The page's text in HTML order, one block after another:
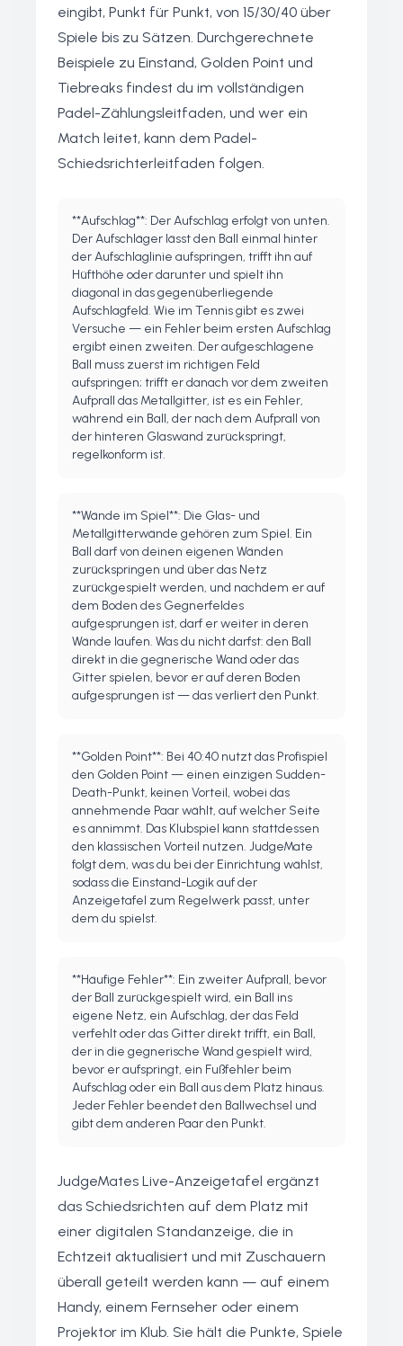
eingibt, Punkt für Punkt, von 15/30/40 über
Spiele bis zu Sätzen. Durchgerechnete
Beispiele zu Einstand, Golden Point und
Tiebreaks findest du im vollständigen
Padel-Zählungsleitfaden, und wer ein
Match leitet, kann dem Padel-
Schiedsrichterleitfaden folgen.
**Aufschlag**: Der Aufschlag erfolgt von unten.
Der Aufschläger lässt den Ball einmal hinter
der Aufschlaglinie aufspringen, trifft ihn auf
Hüfthöhe oder darunter und spielt ihn
diagonal in das gegenüberliegende
Aufschlagfeld. Wie im Tennis gibt es zwei
Versuche — ein Fehler beim ersten Aufschlag
ergibt einen zweiten. Der aufgeschlagene
Ball muss zuerst im richtigen Feld
aufspringen; trifft er danach vor dem zweiten
Aufprall das Metallgitter, ist es ein Fehler,
während ein Ball, der nach dem Aufprall von
der hinteren Glaswand zurückspringt,
regelkonform ist.
**Wände im Spiel**: Die Glas- und
Metallgitterwände gehören zum Spiel. Ein
Ball darf von deinen eigenen Wänden
zurückspringen und über das Netz
zurückgespielt werden, und nachdem er auf
dem Boden des Gegnerfeldes
aufgesprungen ist, darf er weiter in deren
Wände laufen. Was du nicht darfst: den Ball
direkt in die gegnerische Wand oder das
Gitter spielen, bevor er auf deren Boden
aufgesprungen ist — das verliert den Punkt.
**Golden Point**: Bei 40:40 nutzt das Profispiel
den Golden Point — einen einzigen Sudden-
Death-Punkt, keinen Vorteil, wobei das
annehmende Paar wählt, auf welcher Seite
es annimmt. Das Klubspiel kann stattdessen
den klassischen Vorteil nutzen. JudgeMate
folgt dem, was du bei der Einrichtung wählst,
sodass die Einstand-Logik auf der
Anzeigetafel zum Regelwerk passt, unter
dem du spielst.
**Häufige Fehler**: Ein zweiter Aufprall, bevor
der Ball zurückgespielt wird, ein Ball ins
eigene Netz, ein Aufschlag, der das Feld
verfehlt oder das Gitter direkt trifft, ein Ball,
der in die gegnerische Wand gespielt wird,
bevor er aufspringt, ein Fußfehler beim
Aufschlag oder ein Ball aus dem Platz hinaus.
Jeder Fehler beendet den Ballwechsel und
gibt dem anderen Paar den Punkt.
JudgeMates Live-Anzeigetafel ergänzt
das Schiedsrichten auf dem Platz mit
einer digitalen Standanzeige, die in
Echtzeit aktualisiert und mit Zuschauern
überall geteilt werden kann — auf einem
Handy, einem Fernseher oder einem
Projektor im Klub. Sie hält die Punkte, Spiele